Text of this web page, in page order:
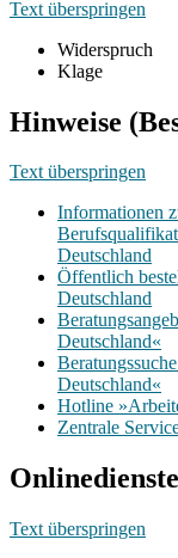
Text überspringen
Widerspruch
Klage
Hinweise
Text überspringen
Informationen
Deutschland
Öffentlich
Deutschland
Deutschland«
Deutschland«
Hotline
Zentrale
Onlinedienste
Text überspringen